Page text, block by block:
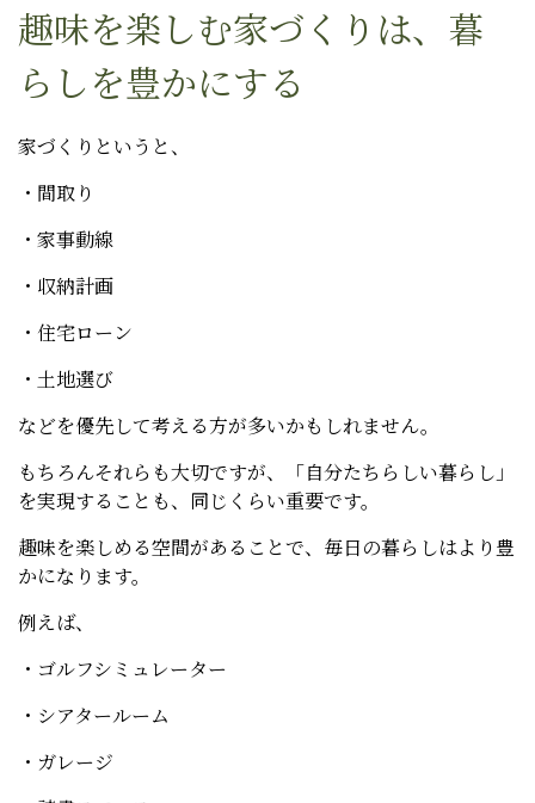
趣味を楽しむ家づくりは、暮
らしを豊かにする
家づくりというと、
・間取り
・家事動線
・収納計画
・住宅ローン
・土地選び
などを優先して考える方が多いかもしれません。
もちろんそれらも大切ですが、「自分たちらしい暮らし」
を実現することも、同じくらい重要です。
趣味を楽しめる空間があることで、毎日の暮らしはより豊
かになります。
例えば、
・ゴルフシミュレーター
・シアタールーム
・ガレージ